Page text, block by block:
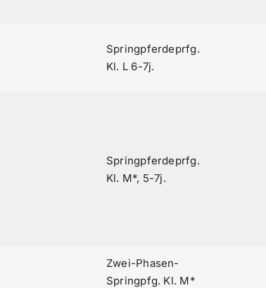
Springpferdeprfg.
Kl. L 6-7j.
Springpferdeprfg.
Kl. M*, 5-7j.
Zwei-Phasen-
Springpfg. Kl. M*